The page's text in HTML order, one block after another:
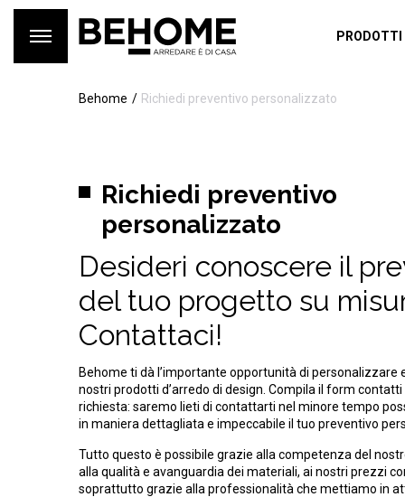
PRODOTTI
Behome Richiedi preventivo personalizzato
Richiedi preventivo
personalizzato
Desideri conoscere il
del tuo progetto su
Contattaci!
Behome ti dà l’importante opportunità di personalizzare
nostri prodotti d’arredo di design. Compila il form contatti
richiesta: saremo lieti di contattarti nel minore tempo
in maniera dettagliata e impeccabile il tuo preventivo
Tutto questo è possibile grazie alla competenza del
alla qualità e avanguardia dei materiali, ai nostri prezzi
soprattutto grazie alla professionalità che mettiamo in